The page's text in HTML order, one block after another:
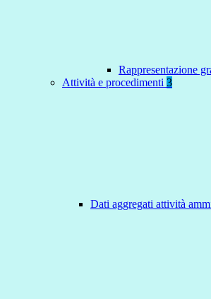
Rappresentazione
Attività e procedimenti 3
Dati aggregati attività